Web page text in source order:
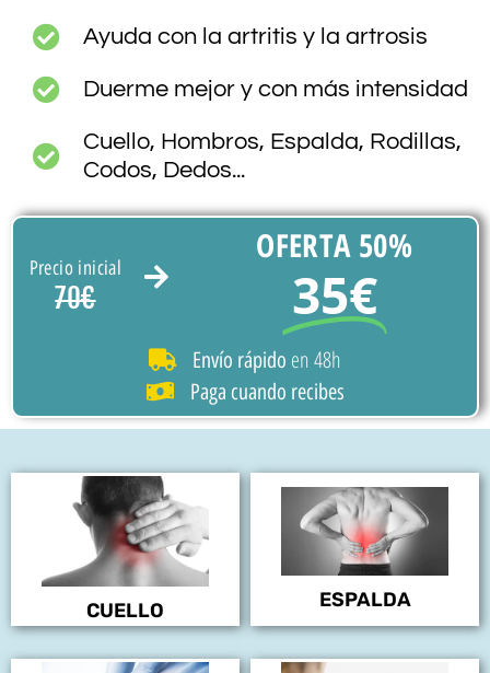
Ayuda con la artritis y la artrosis
Duerme mejor y con más intensidad
Cuello, Hombros, Espalda, Rodillas,
Codos, Dedos...
Precio inicial
70€
OFERTA 50%
35€
Envío rápido en 48h
Paga cuando recibes
CUELLO ESPALDA